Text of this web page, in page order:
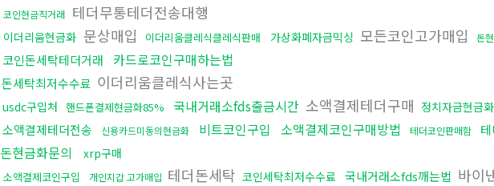
코인현금직거래 테더무통테더전송대행
이더리움현금화 문상매입 이더리움클레식클레식판매 가상화폐자금믹싱 모든코인고가매입 돈
코인돈세탁테더거래 카드로코인구매하는법
돈세탁최저수수료 이더리움클레식사는곳
usdc구입처 핸드폰결제현금화85% 국내거래소fds출금시간 소액결제테더구매 정치자금현금화
소액결제테더전송 신용카드미동의현금화 비트코인구입 소액결제코인구매방법 테더코인판매함
돈현금화문의
xrp구매
소액결제코인구입 개인지갑 고가매입 테더돈세탁 코인세탁최저수수료 국내거래소fds깨는법 바이